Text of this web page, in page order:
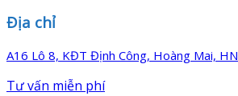
Địa chỉ
A16 Lô 8, KĐT Định Công, Hoàng Mai, HN
Tư vấn miễn phí